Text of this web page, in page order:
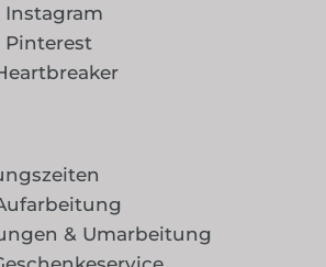
Instagram
Pinterest
& Umarbeitung